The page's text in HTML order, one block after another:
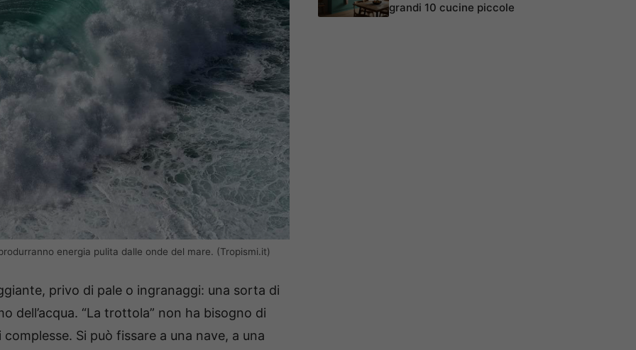
energia pulita dalle onde del mare. (Tropismi.it)
privo di pale o ingranaggi: una sorta di
dell’acqua. “La trottola” non ha bisogno di
Si può fissare a una nave, a una
grandi 10 cucine piccole